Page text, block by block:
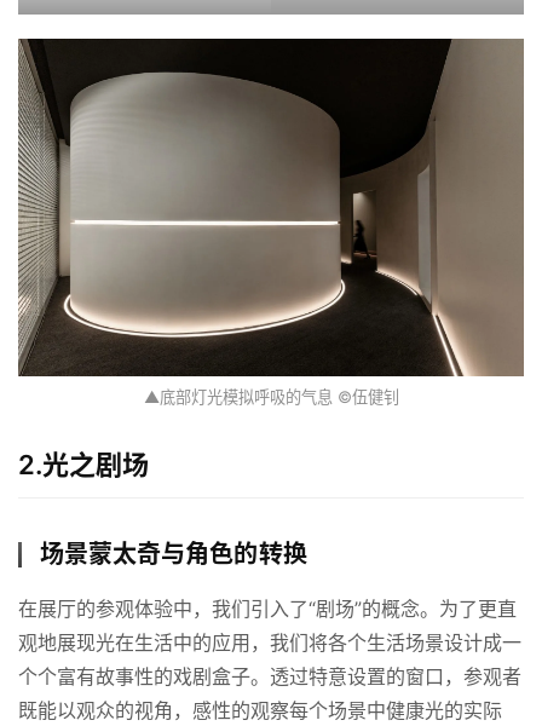
▲底部灯光模拟呼吸的气息 ©伍健钊
2.光之剧场
场景蒙太奇与角色的转换
在展厅的参观体验中，我们引入了“剧场”的概念。为了更直
观地展现光在生活中的应用，我们将各个生活场景设计成一
个个富有故事性的戏剧盒子。透过特意设置的窗口，参观者
既能以观众的视角，感性的观察每个场景中健康光的实际